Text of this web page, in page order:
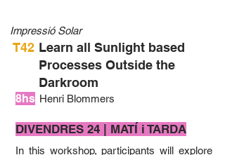
Impressió Solar
T42 Learn all Sunlight based
Processes Outside the
Darkroom
8hs Henri Blommers
DIVENDRES 24 | MATÍ ​​i TARDA
In this workshop, participants will explore